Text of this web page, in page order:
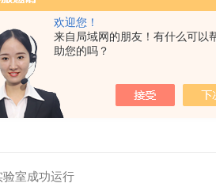
欢迎您！
来自局域网的朋友！有什么可以
助您的吗？
验室成功运行